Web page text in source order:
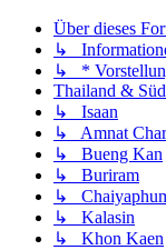
Über dieses
↳
↳ *
Thailand &
↳ Isaan
↳ Amnat
↳ Bueng Kan
↳ Buriram
↳
↳ Kalasin
↳ Khon Kaen